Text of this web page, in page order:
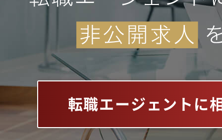
転職エージェントに